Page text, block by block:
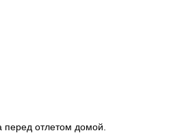
перед отлетом домой.